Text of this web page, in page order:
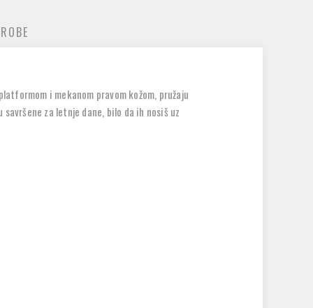
i mekanom pravom kožom, pružaju
savršene za letnje dane, bilo da ih nosiš uz